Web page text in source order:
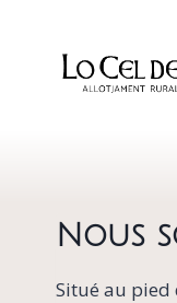
contenu
Nous
Situé au pied